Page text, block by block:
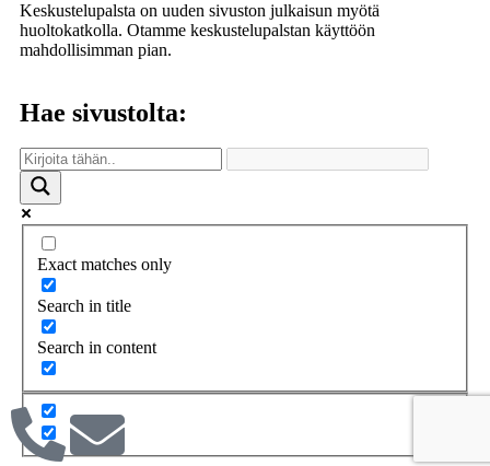
Keskustelupalsta on uuden sivuston julkaisun myötä
huoltokatkolla. Otamme keskustelupalstan käyttöön
mahdollisimman pian.
Hae sivustolta:
Exact matches only
Search in title
Search in content